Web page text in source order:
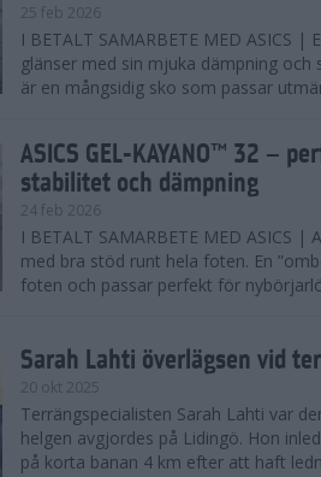
25 feb 2026
I BETALT SAMARBETE MED ASICS
glänser med sin mjuka dämpning och
är en mångsidig sko som passar
ASICS GEL-KAYANO™ 32 –
stabilitet och dämpning
24 feb 2026
I BETALT SAMARBETE MED ASICS |
med bra stöd runt hela foten. En
foten och passar perfekt för
Sarah Lahti överlägsen vid
20 okt 2025
Terrängspecialisten Sarah Lahti var
helgen avgjordes på Lidingö. Hon
på korta banan 4 km efter att haft